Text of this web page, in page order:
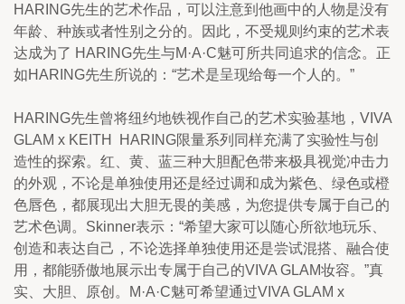
HARING先生的艺术作品，可以注意到他画中的人物是没有
年龄、种族或者性别之分的。因此，不受规则约束的艺术表
达成为了 HARING先生与M·A·C魅可所共同追求的信念。正
如HARING先生所说的：“艺术是呈现给每一个人的。”
HARING先生曾将纽约地铁视作自己的艺术实验基地，VIVA
GLAM x KEITH  HARING限量系列同样充满了实验性与创
造性的探索。红、黄、蓝三种大胆配色带来极具视觉冲击力
的外观，不论是单独使用还是经过调和成为紫色、绿色或橙
色唇色，都展现出大胆无畏的美感，为您提供专属于自己的
艺术色调。Skinner表示：“希望大家可以随心所欲地玩乐、
创造和表达自己，不论选择单独使用还是尝试混搭、融合使
用，都能骄傲地展示出专属于自己的VIVA GLAM妆容。”真
实、大胆、原创。M·A·C魅可希望通过VIVA GLAM x